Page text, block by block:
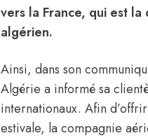
vers la France, qui est la
algérien.
Ainsi, dans son
Algérie a informé sa
internationaux. Afin
estivale, la compagnie